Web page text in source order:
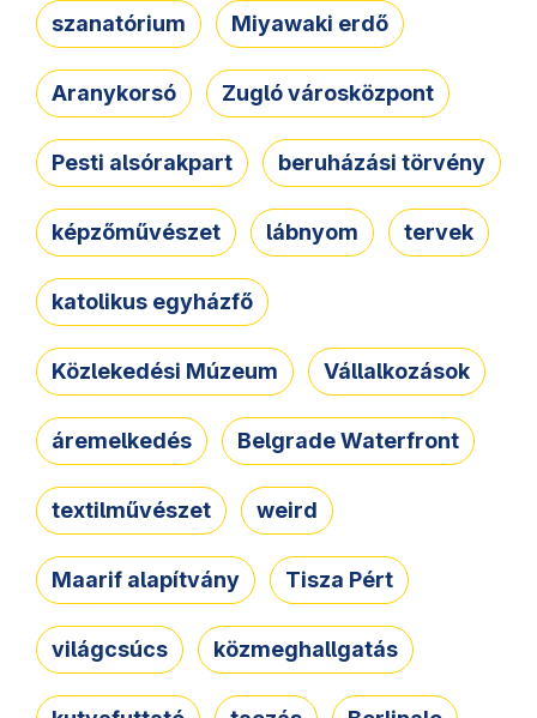
szanatórium Miyawaki erdő
Aranykorsó Zugló városközpont
Pesti alsórakpart beruházási törvény
képzőművészet lábnyom tervek
katolikus egyházfő
Közlekedési Múzeum Vállalkozások
áremelkedés Belgrade Waterfront
textilművészet weird
Maarif alapítvány Tisza Pért
világcsúcs közmeghallgatás